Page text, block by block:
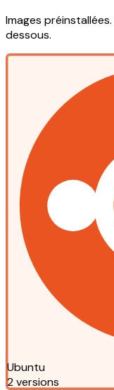
Images
dessous.
Ubuntu
2 versions